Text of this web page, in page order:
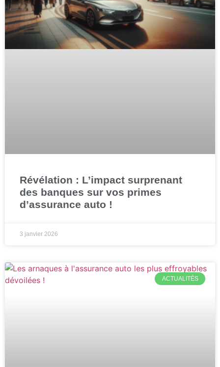
Révélation : L’impact surprenant
des banques sur vos primes
d’assurance auto !
3 janvier 2026
ACTUALITÉS